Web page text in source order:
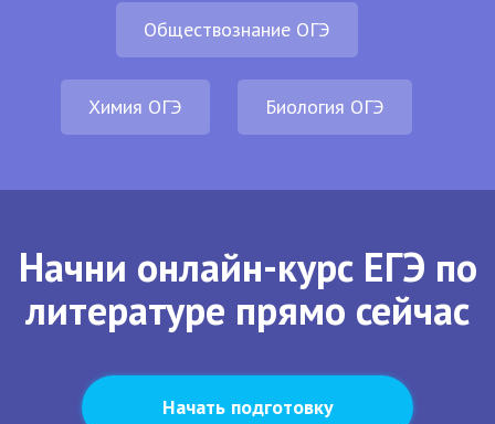
Обществознание ОГЭ
Химия ОГЭ Биология ОГЭ
Начни онлайн-курс ЕГЭ по
литературе прямо сейчас
Начать подготовку